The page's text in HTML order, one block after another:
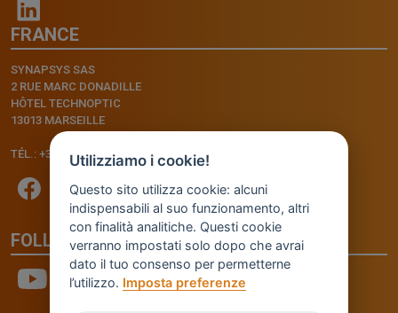
FRANCE
SYNAPSYS SAS
2 RUE MARC DONADILLE
HÔTEL TECHNOPTIC
13013 MARSEILLE
TÉL.: +33.4.91.11.75.75
FOLLOW US
Utilizziamo i cookie!
Questo sito utilizza cookie: alcuni
indispensabili al suo funzionamento, altri
con finalità analitiche. Questi cookie
verranno impostati solo dopo che avrai
dato il tuo consenso per permetterne
l’utilizzo. Imposta preferenze